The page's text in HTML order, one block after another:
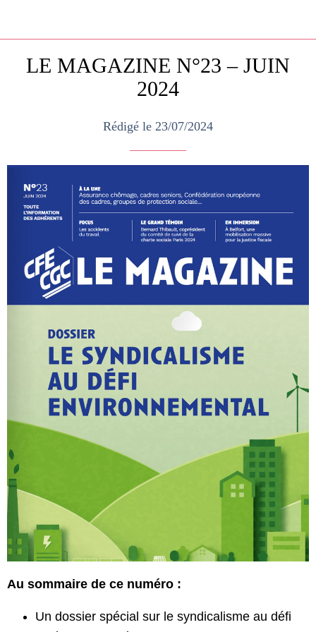
LE MAGAZINE N°23 – JUIN
2024
Rédigé le 23/07/2024
Au sommaire de ce numéro :
Un dossier spécial sur le syndicalisme au défi